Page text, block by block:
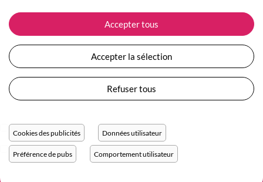
Nos engagements
Plan du site
Devenir revendeur
Collection Femme
Collection Enfants
Les Totebags
Nos différents thèmes
ASSISTANCE
Suivre ma commande
Expédition et livraison
Retour et remboursement
Moyens de paiement
Questions / Réponses
Conditions générales de vente
Protection des données personnelles
Réglage des cookies
Accepter tous
Accepter la sélection
Refuser tous
Cookies des publicités Données utilisateur
Préférence de pubs Comportement utilisateur